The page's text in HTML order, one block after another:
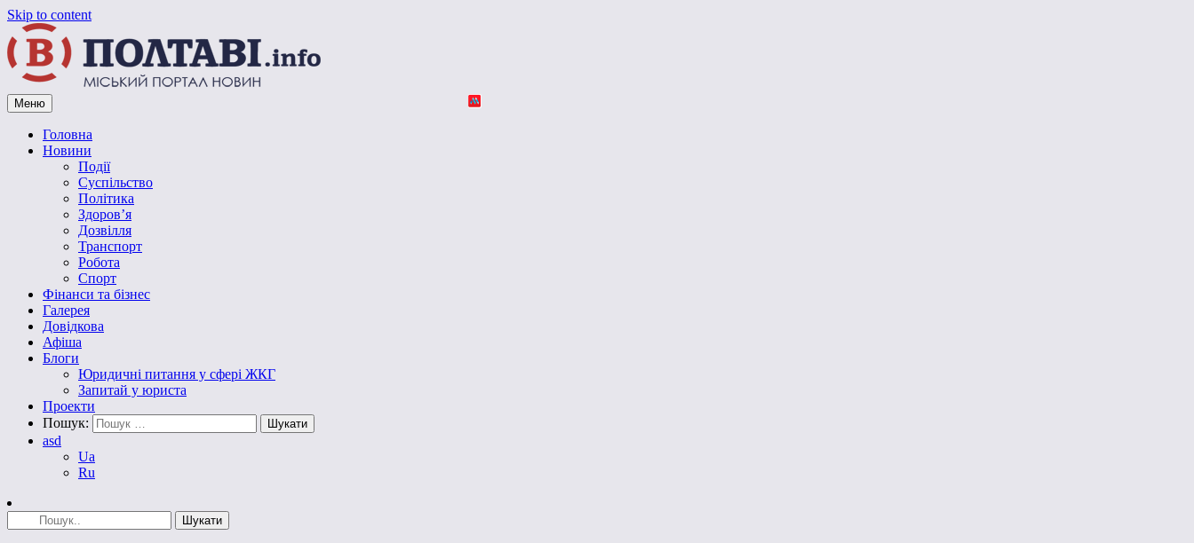
Skip to content
Vpoltave.info
Полтавський портал новин
Меню
Головна
Новини
Події
Суспільство
Політика
Здоров’я
Дозвілля
Транспорт
Робота
Спорт
Фінанси та бізнес
Галерея
Довідкова
Афіша
Блоги
Юридичні питання у сфері ЖКГ
Запитай у юриста
Проекти
Пошук:
asd
Ua
Ru